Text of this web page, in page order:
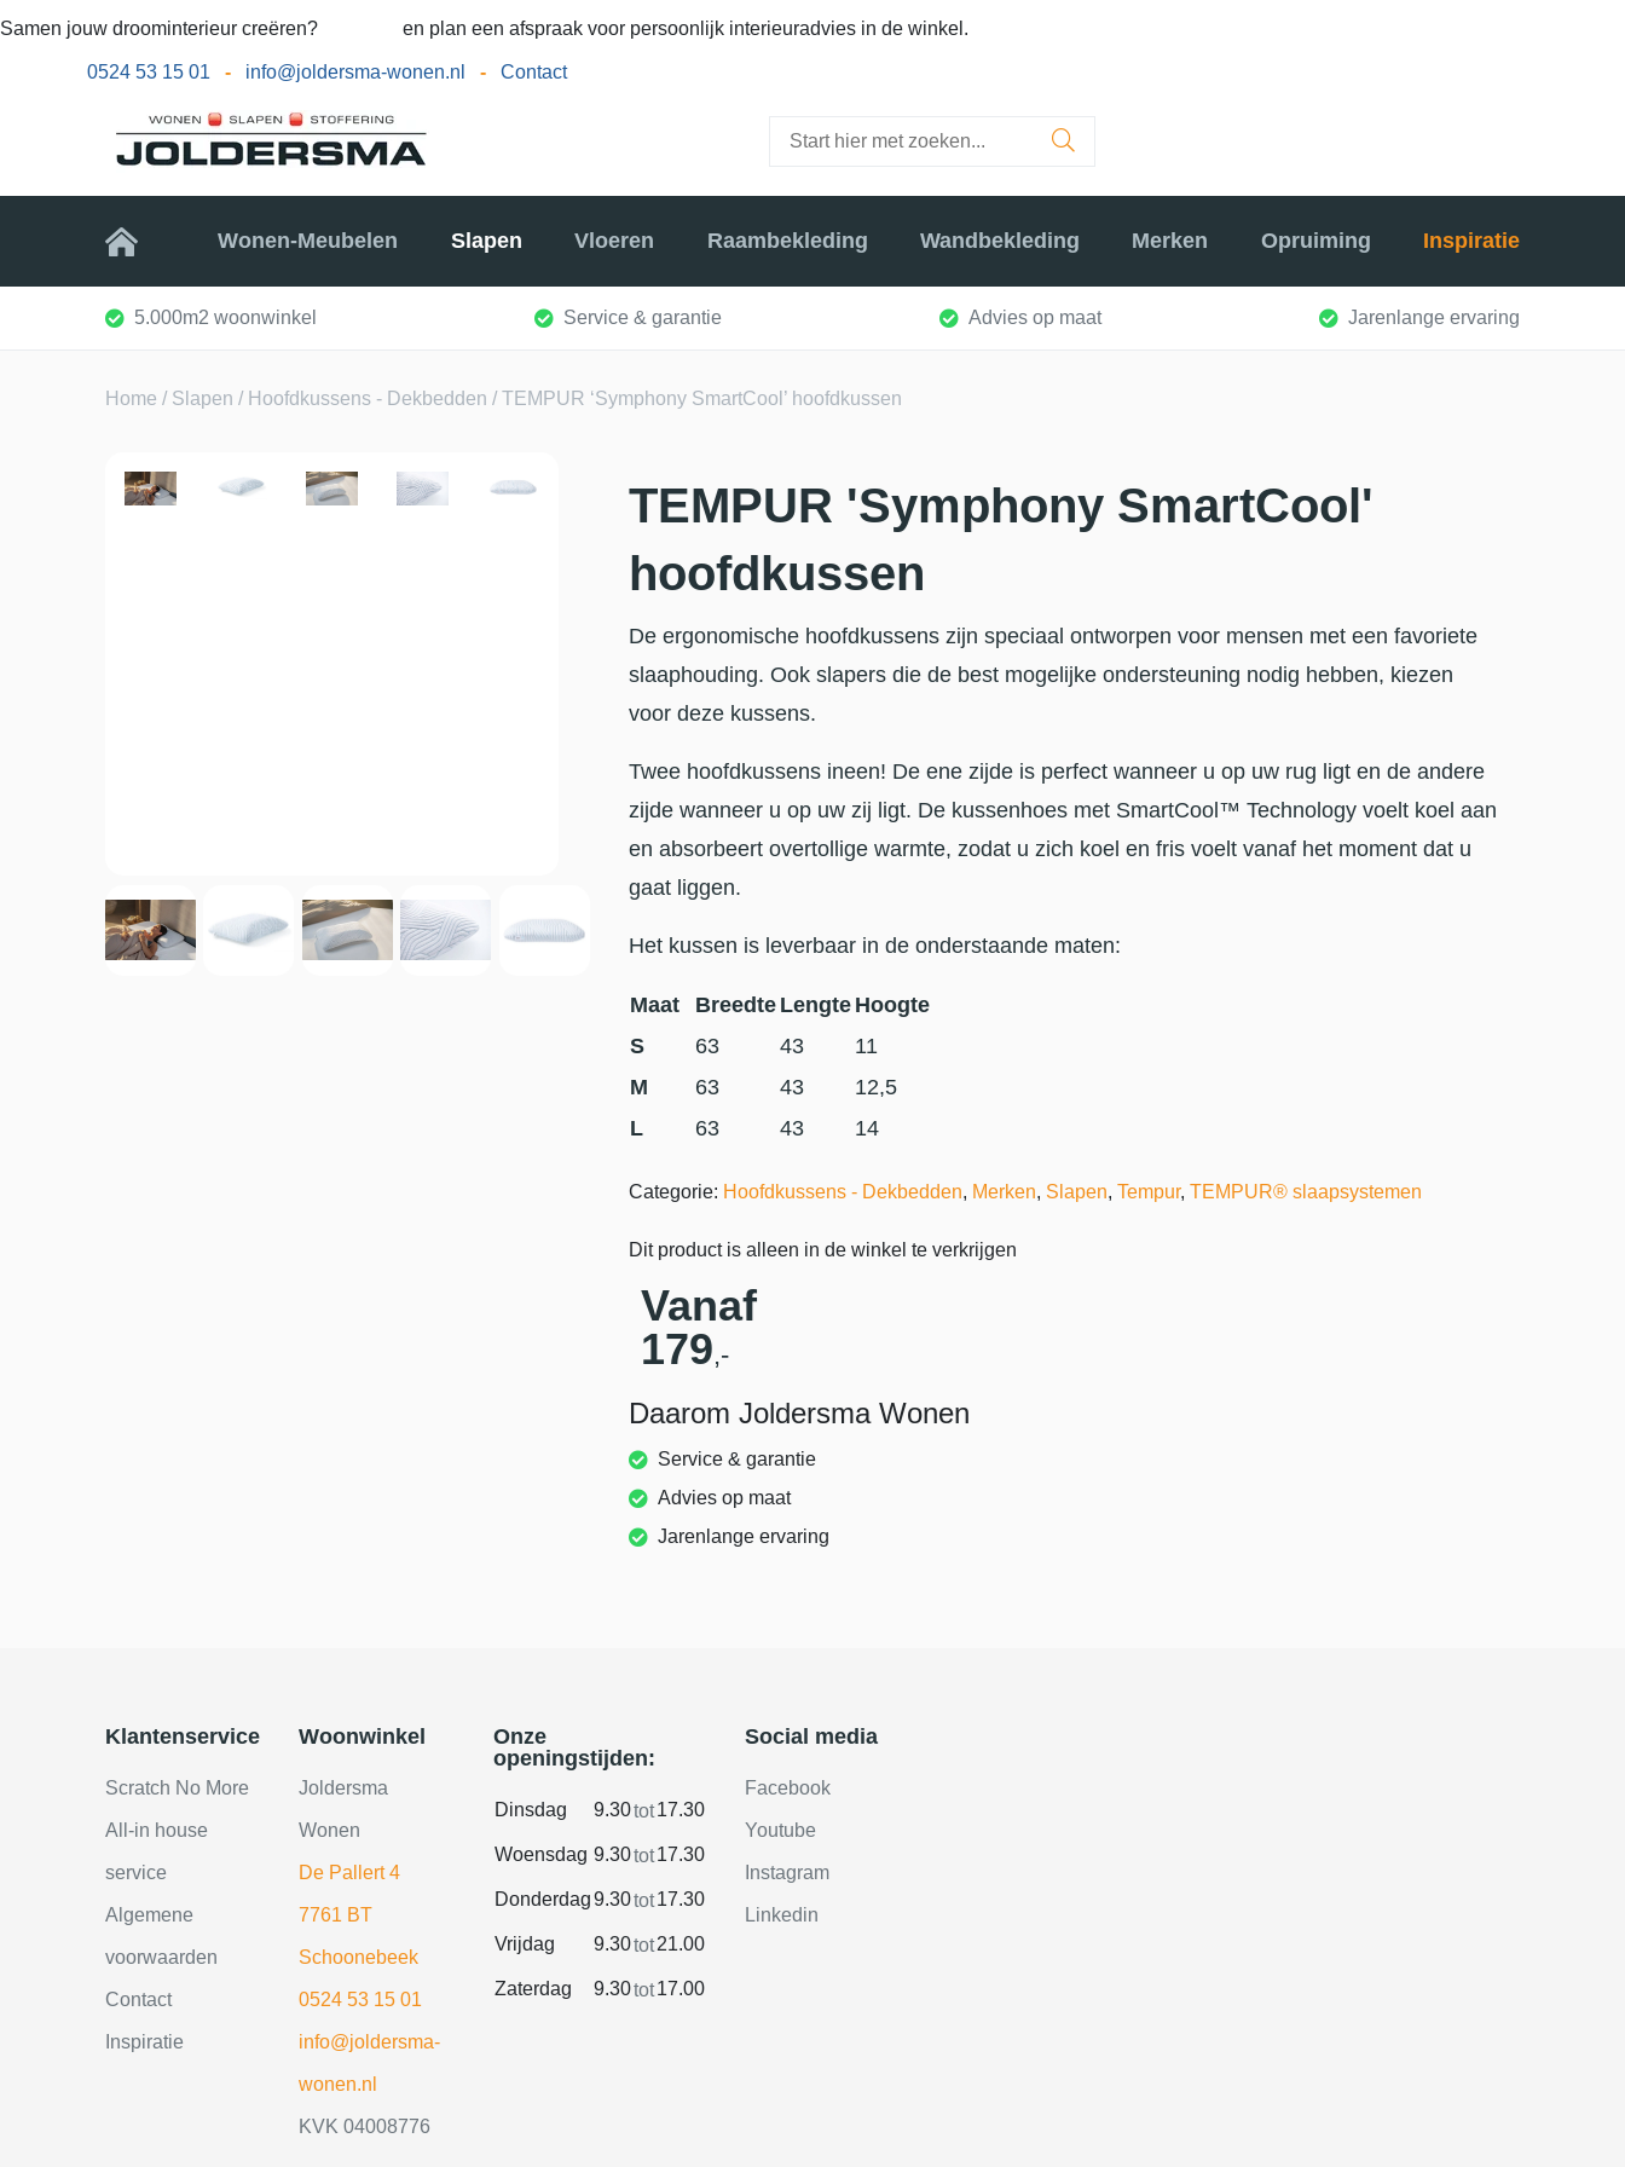
Samen jouw droominterieur creëren? en plan een afspraak voor persoonlijk interieuradvies in de winkel.
0524 53 15 01 - info@joldersma-wonen.nl - Contact
Home Wonen-Meubelen Slapen Vloeren Raambekleding Wandbekleding Merken Opruiming Inspiratie
5.000m2 woonwinkel Service & garantie Advies op maat Jarenlange ervaring
Home / Slapen / Hoofdkussens - Dekbedden / TEMPUR ‘Symphony SmartCool’ hoofdkussen
TEMPUR 'Symphony SmartCool'
hoofdkussen
De ergonomische hoofdkussens zijn speciaal ontworpen voor mensen met een favoriete
slaaphouding. Ook slapers die de best mogelijke ondersteuning nodig hebben, kiezen
voor deze kussens.
Twee hoofdkussens ineen! De ene zijde is perfect wanneer u op uw rug ligt en de andere
zijde wanneer u op uw zij ligt. De kussenhoes met SmartCool™ Technology voelt koel aan
en absorbeert overtollige warmte, zodat u zich koel en fris voelt vanaf het moment dat u
gaat liggen.
Het kussen is leverbaar in de onderstaande maten:
Maat Breedte Lengte Hoogte
S
63 43
11
M
63 43
12,5
L
63 43 14
Categorie: Hoofdkussens - Dekbedden, Merken, Slapen, Tempur, TEMPUR® slaapsystemen
Dit product is alleen in de winkel te verkrijgen
Vanaf
179,-
Daarom Joldersma Wonen
Service & garantie
Advies op maat
Jarenlange ervaring
Klantenservice
Scratch No More
All-in house
service
Algemene
voorwaarden
Contact
Inspiratie
Woonwinkel
Joldersma
Wonen
De Pallert 4
7761 BT
Schoonebeek
0524 53 15 01
info@joldersma-
wonen.nl
KVK 04008776
Onze
openingstijden:
Dinsdag 9.30tot 17.30
Woensdag 9.30tot 17.30
Donderdag9.30tot 17.30
Vrijdag 9.30tot 21.00
Zaterdag 9.30tot 17.00
Social media
Facebook
Youtube
Instagram
Linkedin